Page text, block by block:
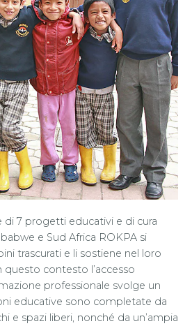
di 7 progetti educativi e di cura
e Sud Africa ROKPA si
trascurati e li sostiene nel loro
questo contesto l’accesso
professionale svolge un
educative sono completate da
e spazi liberi, nonché da un’ampia